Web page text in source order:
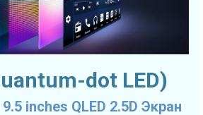
dot LED)
inches QLED 2.5D Экран